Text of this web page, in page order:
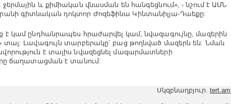
և քիմիական վնասման են հանգեցնում», - նշում է ԱՄՆ
գիտնական դոկտոր Ժոզեֆինա Կինտանիլյա-Դաեքը:
կամ ընդհանրապես հրաժարվել կամ, նվազագույնը, մազերին
տալ: Լավագույն տարբերակը` բաց թողնված մազերն են: Նման
է տալիս նվազեցնել մազարմատների
ճաղատացման է տանում:
Սկզբնաղբյուր. tert.am